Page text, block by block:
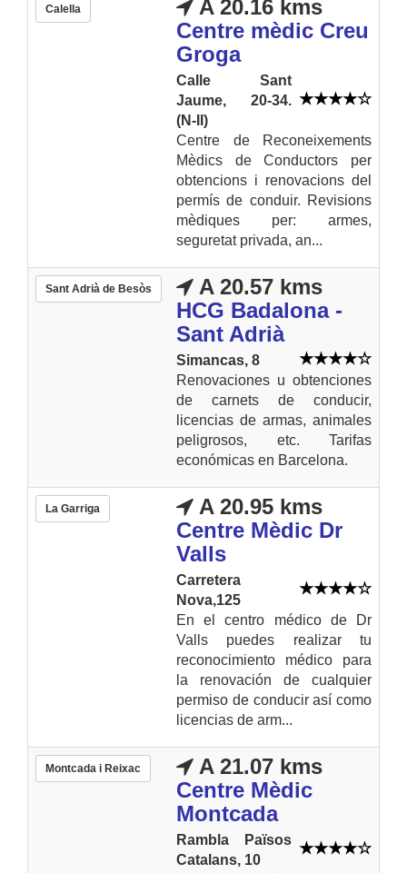
Calella
A 20.16 kms
Centre mèdic Creu
Groga
Calle Sant
Jaume, 20-34.
(N-II)
Centre de Reconeixements
Mèdics de Conductors per
obtencions i renovacions del
permís de conduir. Revisions
mèdiques per: armes,
seguretat privada, an...
Sant Adrià de Besòs
A 20.57 kms
HCG Badalona -
Sant Adrià
Simancas, 8
Renovaciones u obtenciones
de carnets de conducir,
licencias de armas, animales
peligrosos, etc. Tarifas
económicas en Barcelona.
La Garriga
A 20.95 kms
Centre Mèdic Dr
Valls
Carretera
Nova,125
En el centro médico de Dr
Valls puedes realizar tu
reconocimiento médico para
la renovación de cualquier
permiso de conducir así como
licencias de arm...
Montcada i Reixac
A 21.07 kms
Centre Mèdic
Montcada
Rambla Països
Catalans, 10